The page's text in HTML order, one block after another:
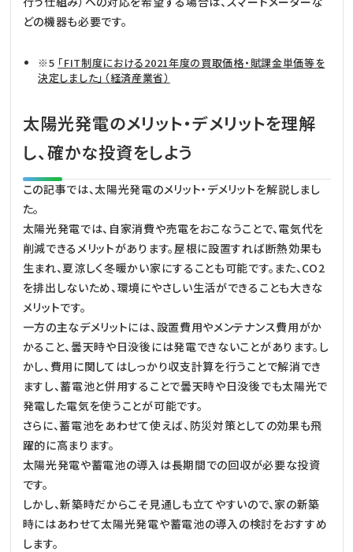
どの機器も必要です。
※5 「FIT制度における2021年度の買取価格・賦課金単価等を
決定しました」（経済産業省）
太陽光発電のメリット・デメリットを理解
し、確かな投資をしよう
この記事では、太陽光発電のメリット・デメリットを解説しまし
た。
太陽光発電では、自家消費や売電をおこなうことで、電気代を
削減できるメリットがあります。屋根に設置すれば断熱効果も
生まれ、夏涼しく冬暖かい家にすることも可能です。また、CO2
を排出しないため、環境にやさしい生活ができることも大きな
メリットです。
一方の主なデメリットには、設置費用やメンテナンス費用がか
かること、曇天時や日没後には発電できないことがあります。し
かし、費用に関してはしっかり収支計算を行うことで解消でき
ますし、蓄電池と併用することで曇天時や日没後でも太陽光で
発電した電気を使うことが可能です。
さらに、蓄電池をあわせて使えば、防災対策としての効果も飛
躍的に高まります。
太陽光発電や蓄電池の導入は長期間での回収が必要な投資
です。
しかし、新築時だからこそ見通しも立てやすいので、家の新築
時にはあわせて太陽光発電や蓄電池の導入の検討をおすすめ
します。